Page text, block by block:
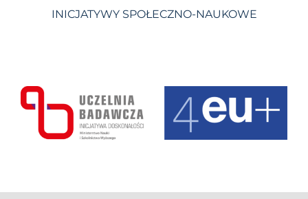
INICJATYWY SPOŁECZNO-NAUKOWE